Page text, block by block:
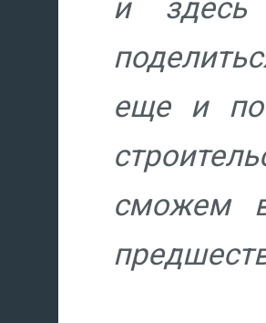
и здесь
еще и
сможем